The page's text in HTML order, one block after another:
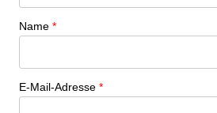
Name *
E-Mail-Adresse *